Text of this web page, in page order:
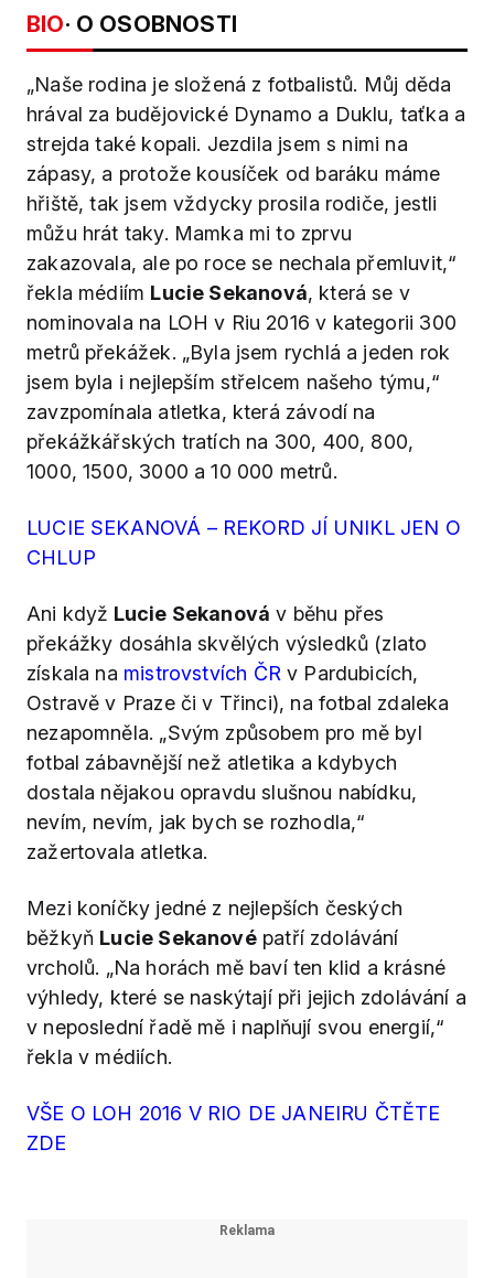
BIO· O OSOBNOSTI
„Naše rodina je složená z fotbalistů. Můj děda
hrával za budějovické Dynamo a Duklu, taťka a
strejda také kopali. Jezdila jsem s nimi na
zápasy, a protože kousíček od baráku máme
hřiště, tak jsem vždycky prosila rodiče, jestli
můžu hrát taky. Mamka mi to zprvu
zakazovala, ale po roce se nechala přemluvit,“
řekla médiím Lucie Sekanová, která se v
nominovala na LOH v Riu 2016 v kategorii 300
metrů překážek. „Byla jsem rychlá a jeden rok
jsem byla i nejlepším střelcem našeho týmu,“
zavzpomínala atletka, která závodí na
překážkářských tratích na 300, 400, 800,
1000, 1500, 3000 a 10 000 metrů.
LUCIE SEKANOVÁ – REKORD JÍ UNIKL JEN O
CHLUP
Ani když Lucie Sekanová v běhu přes
překážky dosáhla skvělých výsledků (zlato
získala na mistrovstvích ČR v Pardubicích,
Ostravě v Praze či v Třinci), na fotbal zdaleka
nezapomněla. „Svým způsobem pro mě byl
fotbal zábavnější než atletika a kdybych
dostala nějakou opravdu slušnou nabídku,
nevím, nevím, jak bych se rozhodla,“
zažertovala atletka.
Mezi koníčky jedné z nejlepších českých
běžkyň Lucie Sekanovépatří zdolávání
vrcholů. „Na horách mě baví ten klid a krásné
výhledy, které se naskýtají při jejich zdolávání a
v neposlední řadě mě i naplňují svou energií,“
řekla v médiích.
VŠE O LOH 2016 V RIO DE JANEIRU ČTĚTE
ZDE